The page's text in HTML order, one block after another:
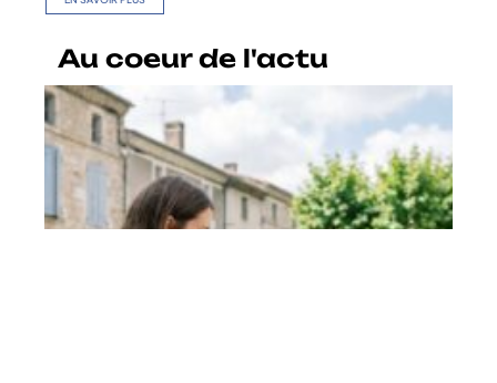
Au coeur de l'actu